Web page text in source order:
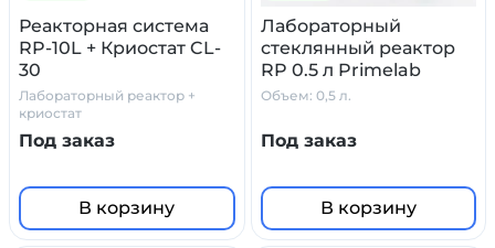
Реакторная система
RP-10L + Криостат CL-
30
Лабораторный реактор +
криостат
Под заказ
В корзину
Лабораторный
стеклянный реактор
RP 0.5 л Primelab
Объем: 0,5 л.
Под заказ
В корзину